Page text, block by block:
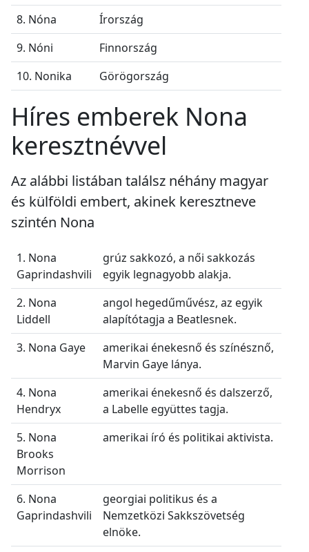
8. Nóna
Írország
9. Nóni
Finnország
10. Nonika
Görögország
Híres emberek Nona
keresztnévvel
Az alábbi listában találsz néhány magyar
és külföldi embert, akinek keresztneve
szintén Nona
1. Nona
Gaprindashvili
grúz sakkozó, a női sakkozás
egyik legnagyobb alakja.
2. Nona
Liddell
angol hegedűművész, az egyik
alapítótagja a Beatlesnek.
3. Nona Gaye
amerikai énekesnő és színésznő,
Marvin Gaye lánya.
4. Nona
Hendryx
amerikai énekesnő és dalszerző,
a Labelle együttes tagja.
5. Nona
Brooks
Morrison
amerikai író és politikai aktivista.
6. Nona
Gaprindashvili
georgiai politikus és a
Nemzetközi Sakkszövetség
elnöke.